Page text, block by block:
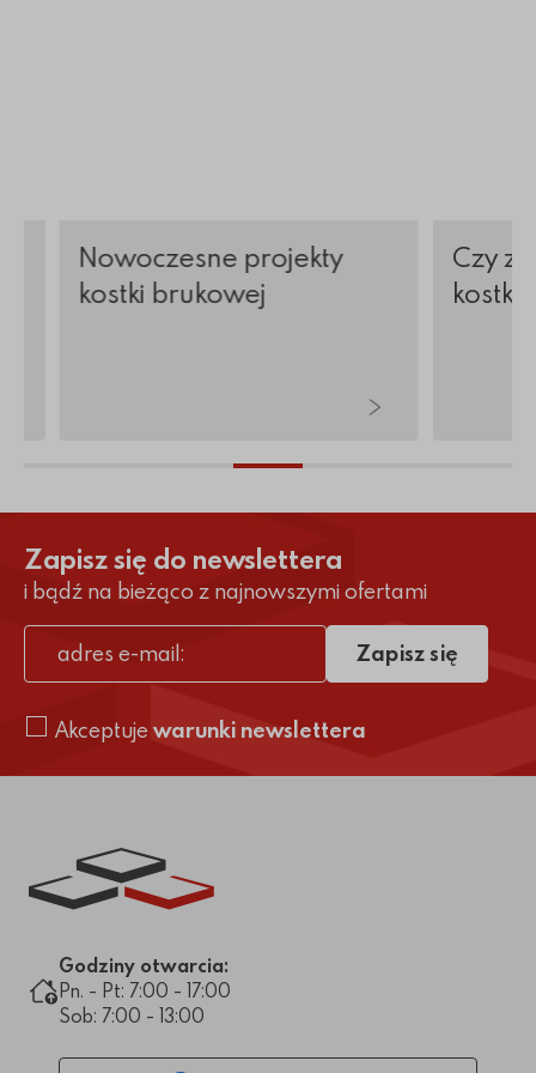
Nowoczesne projekty
kostki brukowej
Czy
Zapisz się do newslettera
i bądź na bieżąco z najnowszymi ofertami
adres e-mail
Akceptuje warunki newslettera
Zapisz się
Link do strony głównej
Godziny otwarcia:
Pn. - Pt: 7:00 - 17:00
Sob: 7:00 - 13:00